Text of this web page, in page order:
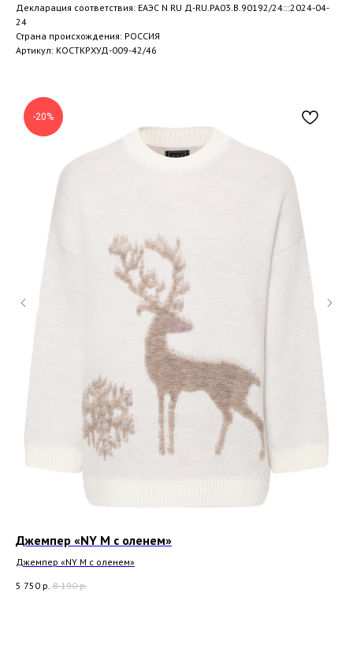
Декларация соответствия: ЕАЭС N RU Д-RU.РА03.В.90192/24:::2024-04-
24
Страна происхождения: РОССИЯ
Артикул: КОСТКРХУД-009-42/46
-20%
Джемпер «NY M с оленем»
Джемпер «NY M с оленем»
5 750 р. 8 190 р.